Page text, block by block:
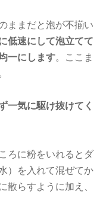
ままだと泡が不揃い
低速にして泡立てて
一にします。ここま
一気に駆け抜けてく
ろに粉をいれるとダ
）を入れて混ぜてか
散らすように加え、